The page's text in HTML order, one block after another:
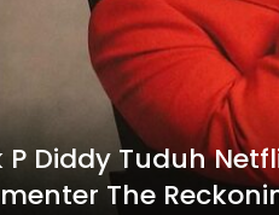
P Diddy Tuduh
The